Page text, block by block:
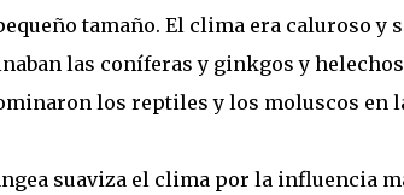
tamaño. El clima era caluroso y
las coníferas y ginkgos y
los reptiles y los moluscos en
suaviza el clima por la influencia